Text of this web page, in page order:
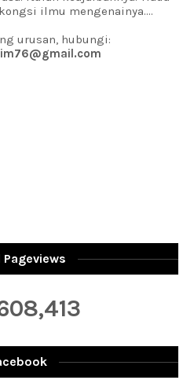
ilmu mengenainya....
urusan, hubungi:
Pageviews